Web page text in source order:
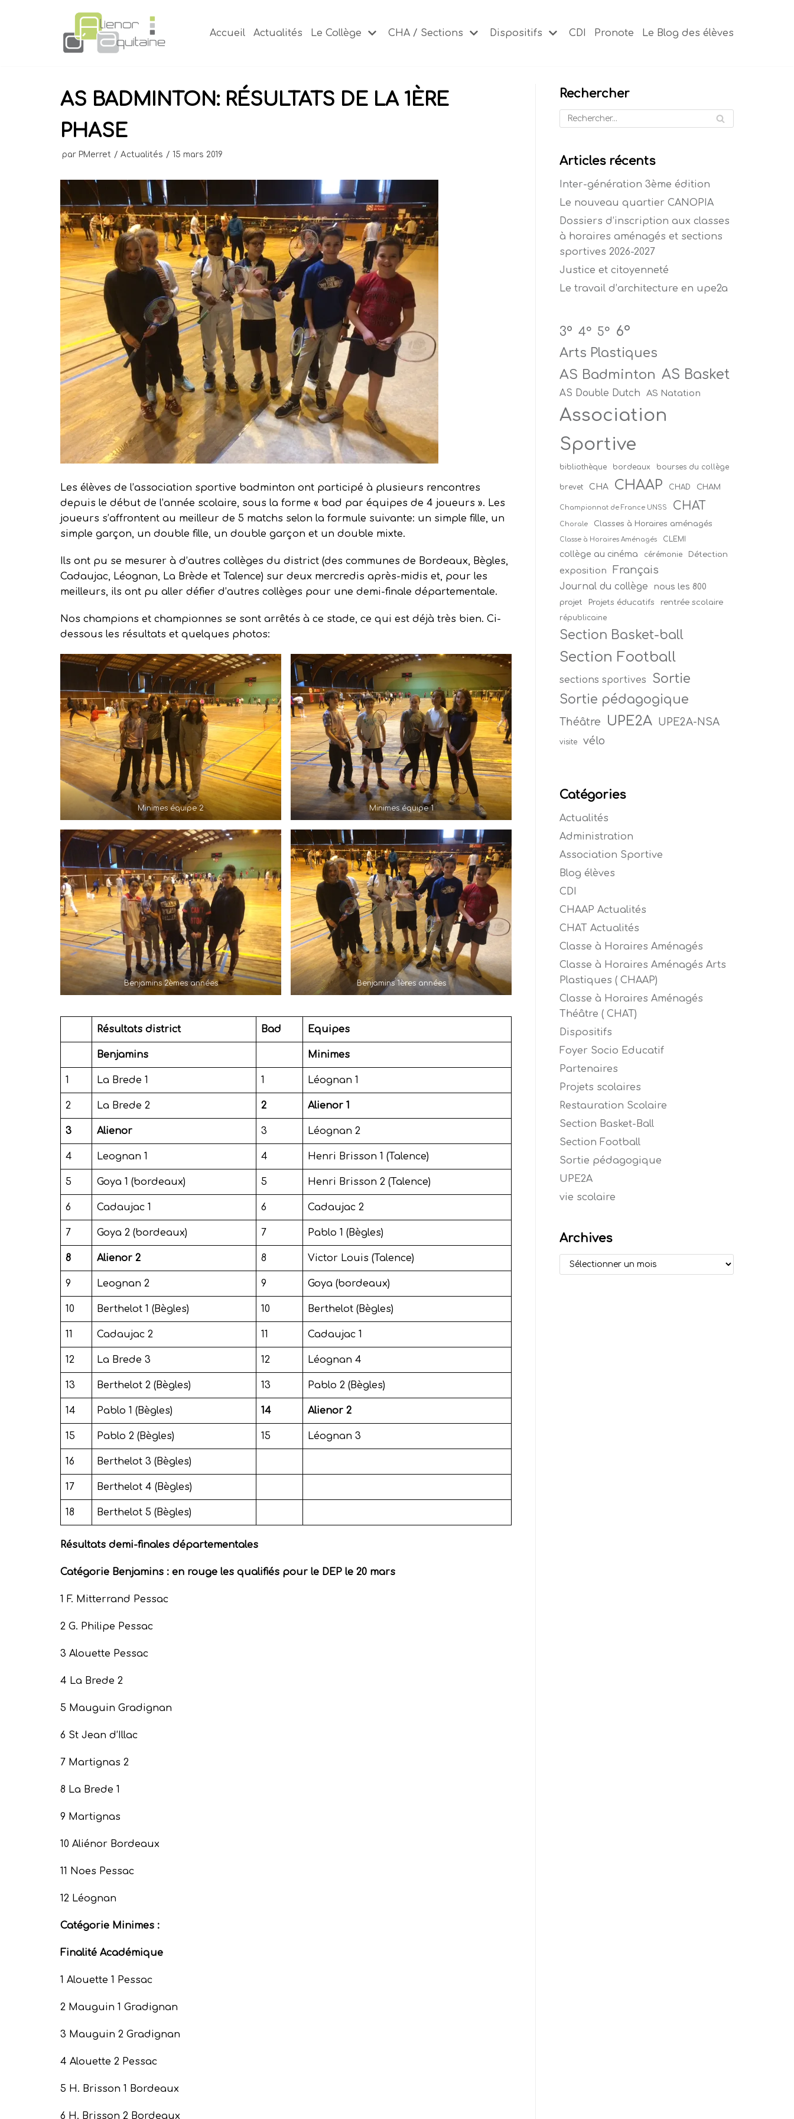
Accueil Actualités Le Collège CHA / Sections Dispositifs CDI Pronote Le Blog des élèves
AS BADMINTON: RÉSULTATS DE LA 1ÈRE
PHASE
par PMerret Actualités 15 mars 2019
Les élèves de l’association sportive badminton ont participé à plusieurs rencontres
depuis le début de l’année scolaire, sous la forme « bad par équipes de 4 joueurs ». Les
joueurs s’affrontent au meilleur de 5 matchs selon la formule suivante: un simple fille, un
simple garçon, un double fille, un double garçon et un double mixte.
Ils ont pu se mesurer à d’autres collèges du district (des communes de Bordeaux, Bègles,
Cadaujac, Léognan, La Brède et Talence) sur deux mercredis après-midis et, pour les
meilleurs, ils ont pu aller défier d’autres collèges pour une demi-finale départementale.
Nos champions et championnes se sont arrêtés à ce stade, ce qui est déjà très bien. Ci-
dessous les résultats et quelques photos:
Minimes équipe 2 Minimes équipe 1
Benjamins 2èmes années Benjamins 1ères années
Résultats district Bad Equipes
Benjamins Minimes
1 La Brede 1 1 Léognan 1
2 La Brede 2 2 Alienor 1
3 Alienor 3 Léognan 2
4 Leognan 1 4 Henri Brisson 1 (Talence)
5 Goya 1 (bordeaux) 5 Henri Brisson 2 (Talence)
6 Cadaujac 1 6 Cadaujac 2
7 Goya 2 (bordeaux) 7 Pablo 1 (Bègles)
8 Alienor 2 8 Victor Louis (Talence)
9 Leognan 2 9 Goya (bordeaux)
10 Berthelot 1 (Bègles) 10 Berthelot (Bègles)
11 Cadaujac 2 11 Cadaujac 1
12 La Brede 3 12 Léognan 4
13 Berthelot 2 (Bègles) 13 Pablo 2 (Bègles)
14 Pablo 1 (Bègles) 14 Alienor 2
15 Pablo 2 (Bègles) 15 Léognan 3
16 Berthelot 3 (Bègles)
17 Berthelot 4 (Bègles)
18 Berthelot 5 (Bègles)
Résultats demi-finales départementales
Catégorie Benjamins : en rouge les qualifiés pour le DEP le 20 mars
1 F. Mitterrand Pessac
2 G. Philipe Pessac
3 Alouette Pessac
4 La Brede 2
5 Mauguin Gradignan
6 St Jean d’Illac
7 Martignas 2
8 La Brede 1
9 Martignas
10 Aliénor Bordeaux
11 Noes Pessac
12 Léognan
Catégorie Minimes :
Finalité Académique
1 Alouette 1 Pessac
2 Mauguin 1 Gradignan
3 Mauguin 2 Gradignan
4 Alouette 2 Pessac
5 H. Brisson 1 Bordeaux
6 H. Brisson 2 Bordeaux
Rechercher
Articles récents
Inter-génération 3ème édition
Le nouveau quartier CANOPIA
Dossiers d’inscription aux classes
à horaires aménagés et sections
sportives 2026-2027
Justice et citoyenneté
Le travail d’architecture en upe2a
3° 4° 5° 6°
Arts Plastiques
AS Badminton AS Basket
AS Double Dutch AS Natation
Association
Sportive
bibliothèque bordeaux bourses du collège
brevet CHA CHAAP CHAD CHAM
Championnat de France UNSS CHAT
Chorale Classes à Horaires aménagés
Classe à Horaires Aménagés CLEMI
collège au cinéma cérémonie Détection
exposition Français
Journal du collège
nous les 800
projet
Projets éducatifs rentrée scolaire
républicaine
Section Basket-ball
Section Football
sections sportives
Sortie
Sortie pédagogique
Théâtre UPE2A UPE2A-NSA
visite vélo
Catégories
Actualités
Administration
Association Sportive
Blog élèves
CDI
CHAAP Actualités
CHAT Actualités
Classe à Horaires Aménagés
Classe à Horaires Aménagés Arts
Plastiques ( CHAAP)
Classe à Horaires Aménagés
Théâtre ( CHAT)
Dispositifs
Foyer Socio Educatif
Partenaires
Projets scolaires
Restauration Scolaire
Section Basket-Ball
Section Football
Sortie pédagogique
UPE2A
vie scolaire
Archives